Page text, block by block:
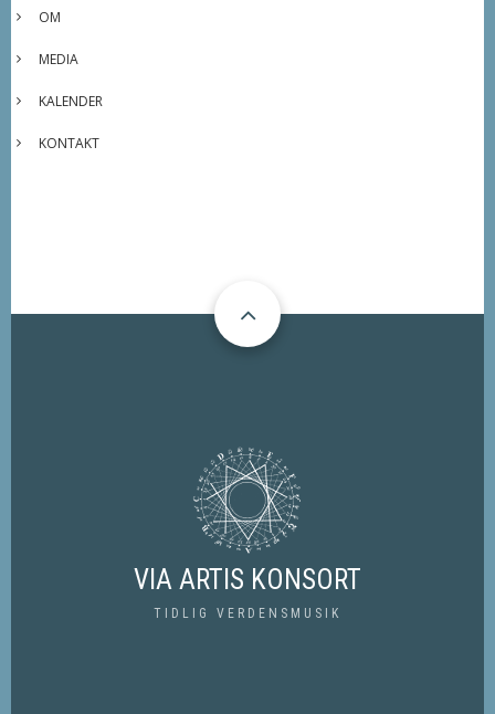
OM
MEDIA
KALENDER
KONTAKT
VIA ARTIS KONSORT
TIDLIG VERDENSMUSIK